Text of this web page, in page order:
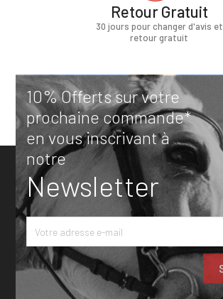
Retour Gratuit
30 jours pour changer d'avis et
retour gratuit
10% Offerts sur votre
prochaine commande*
en vous inscrivant à
notre
Newsletter